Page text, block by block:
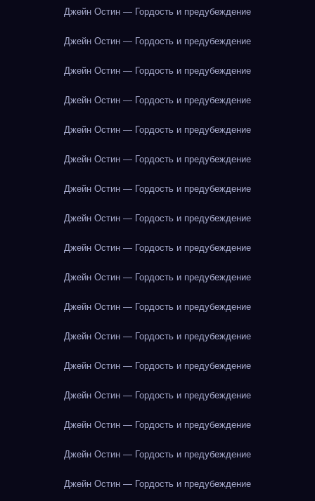
Джейн Остин — Гордость и предубеждение
Джейн Остин — Гордость и предубеждение
Джейн Остин — Гордость и предубеждение
Джейн Остин — Гордость и предубеждение
Джейн Остин — Гордость и предубеждение
Джейн Остин — Гордость и предубеждение
Джейн Остин — Гордость и предубеждение
Джейн Остин — Гордость и предубеждение
Джейн Остин — Гордость и предубеждение
Джейн Остин — Гордость и предубеждение
Джейн Остин — Гордость и предубеждение
Джейн Остин — Гордость и предубеждение
Джейн Остин — Гордость и предубеждение
Джейн Остин — Гордость и предубеждение
Джейн Остин — Гордость и предубеждение
Джейн Остин — Гордость и предубеждение
Джейн Остин — Гордость и предубеждение